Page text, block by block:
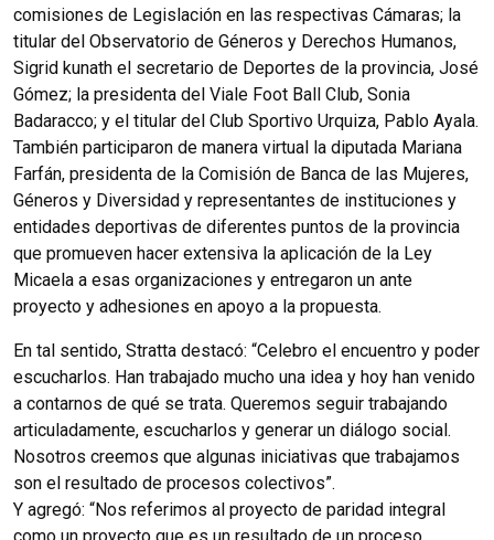
comisiones de Legislación en las respectivas Cámaras; la
titular del Observatorio de Géneros y Derechos Humanos,
Sigrid kunath el secretario de Deportes de la provincia, José
Gómez; la presidenta del Viale Foot Ball Club, Sonia
Badaracco; y el titular del Club Sportivo Urquiza, Pablo Ayala.
También participaron de manera virtual la diputada Mariana
Farfán, presidenta de la Comisión de Banca de las Mujeres,
Géneros y Diversidad y representantes de instituciones y
entidades deportivas de diferentes puntos de la provincia
que promueven hacer extensiva la aplicación de la Ley
Micaela a esas organizaciones y entregaron un ante
proyecto y adhesiones en apoyo a la propuesta.
En tal sentido, Stratta destacó: “Celebro el encuentro y poder
escucharlos. Han trabajado mucho una idea y hoy han venido
a contarnos de qué se trata. Queremos seguir trabajando
articuladamente, escucharlos y generar un diálogo social.
Nosotros creemos que algunas iniciativas que trabajamos
son el resultado de procesos colectivos”.
Y agregó: “Nos referimos al proyecto de paridad integral